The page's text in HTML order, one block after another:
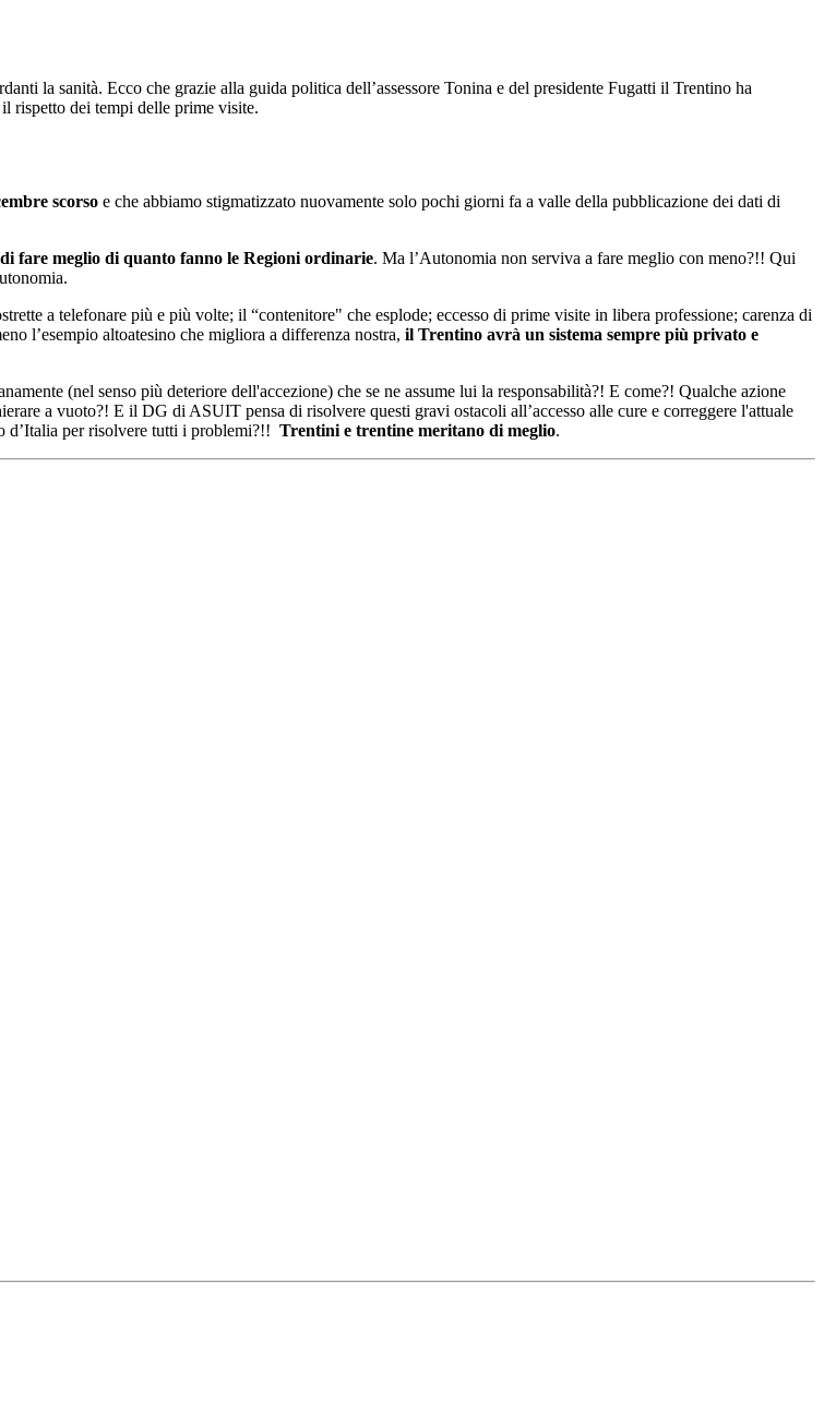
la sanità. Ecco che grazie alla guida politica dell’assessore Tonina e del presidente Fugatti il Trentino ha
rispetto dei tempi delle prime visite.
scorso e che abbiamo stigmatizzato nuovamente solo pochi giorni fa a valle della pubblicazione dei dati di
fare meglio di quanto fanno le Regioni ordinarie. Ma l’Autonomia non serviva a fare meglio con meno?!! Qui
a telefonare più e più volte; il “contenitore" che esplode; eccesso di prime visite in libera professione; carenza di
l’esempio altoatesino che migliora a differenza nostra, il Trentino avrà un sistema sempre più privato e
(nel senso più deteriore dell'accezione) che se ne assume lui la responsabilità?! E come?! Qualche azione
a vuoto?! E il DG di ASUIT pensa di risolvere questi gravi ostacoli all’accesso alle cure e correggere l'attuale
d’Italia per risolvere tutti i problemi?!! Trentini e trentine meritano di meglio.